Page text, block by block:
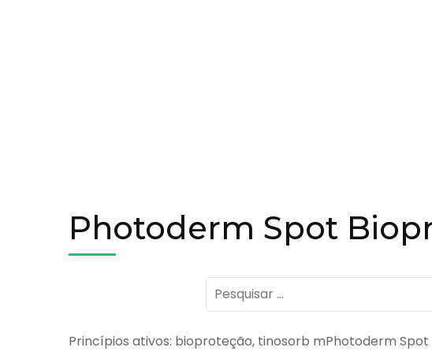
Photoderm Spot
Pesquisar
por:
Princípios ativos: bioproteção, tinosorb mPhotoderm Spot